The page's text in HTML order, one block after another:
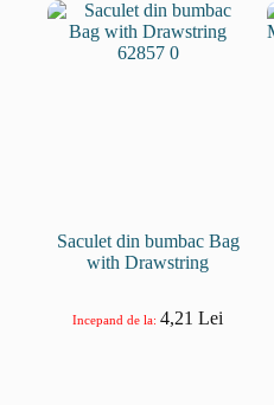
Saculet din bumbac Bag
with Drawstring
Incepand de la:4,21Lei